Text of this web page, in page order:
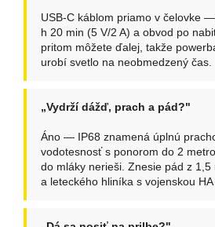
USB-C káblom priamo v čelovke
h 20 min (5 V/2 A) a obvod po
pritom môžete ďalej, takže
urobí svetlo na neobmedzený čas.
„Vydrží dážď, prach a pád?"
Áno — IP68 znamená úplnú
vodotesnosť s ponorom do 2
do mláky nerieši. Znesie pád z 1,5
a leteckého hliníka s vojenskou HA